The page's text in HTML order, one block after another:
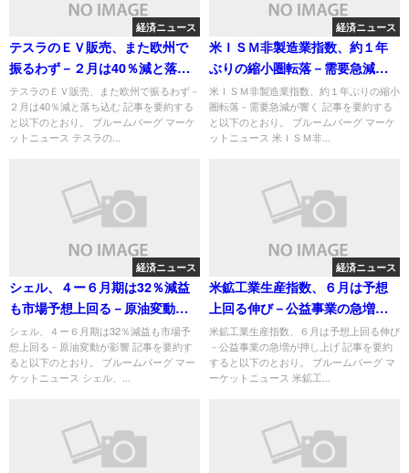
経済ニュース
テスラのＥＶ販売、また欧州で
振るわず－２月は40％減と落ち
込む
テスラのＥＶ販売、また欧州で振るわず－
２月は40％減と落ち込む 記事を要約する
と以下のとおり。 ブルームバーグ マーケ
ットニュース テスラの...
経済ニュース
米ＩＳＭ非製造業指数、約１年
ぶりの縮小圏転落－需要急減が
響く
米ＩＳＭ非製造業指数、約１年ぶりの縮小
圏転落－需要急減が響く 記事を要約する
と以下のとおり。 ブルームバーグ マーケ
ットニュース 米ＩＳＭ非...
経済ニュース
シェル、４ー６月期は32％減益
も市場予想上回る－原油変動が
影響
シェル、４ー６月期は32％減益も市場予
想上回る－原油変動が影響 記事を要約す
ると以下のとおり。 ブルームバーグ マー
ケットニュース シェル、...
経済ニュース
米鉱工業生産指数、６月は予想
上回る伸び－公益事業の急増が
押し上げ
米鉱工業生産指数、６月は予想上回る伸び
－公益事業の急増が押し上げ 記事を要約
すると以下のとおり。 ブルームバーグ マ
ーケットニュース 米鉱工...